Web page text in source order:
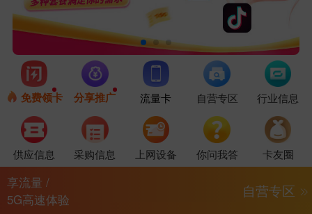
免费领卡 分享推广 流量卡 自营专区 行业信息
供应信息 采购信息 上网设备 你问我答 卡友圈
享流量 /
5G高速体验
自营专区